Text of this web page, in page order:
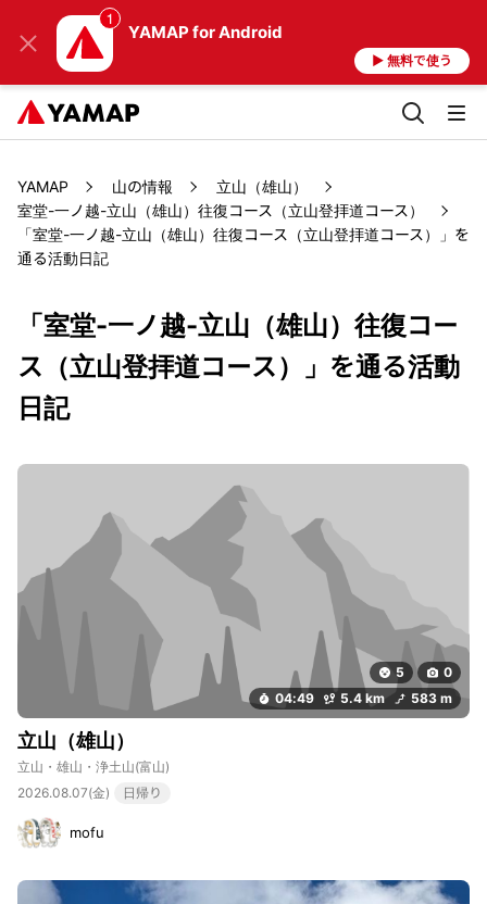
YAMAP for Android
▶ 無料で使う
YAMAP 山の情報
立山（雄山）
室堂-一ノ越-立山（雄山）往復コース（立山登拝道コース）
「室堂-一ノ越-立山（雄山）往復コース（立山登拝道コース）」を
通る活動日記
「室堂-一ノ越-立山（雄山）往復コー
ス（立山登拝道コース）」を通る活動
日記
5
0
04:49
5.4 km 583 m
立山（雄山）
立山・雄山・浄土山(富山)
2026.08.07(金)
日帰り
mofu